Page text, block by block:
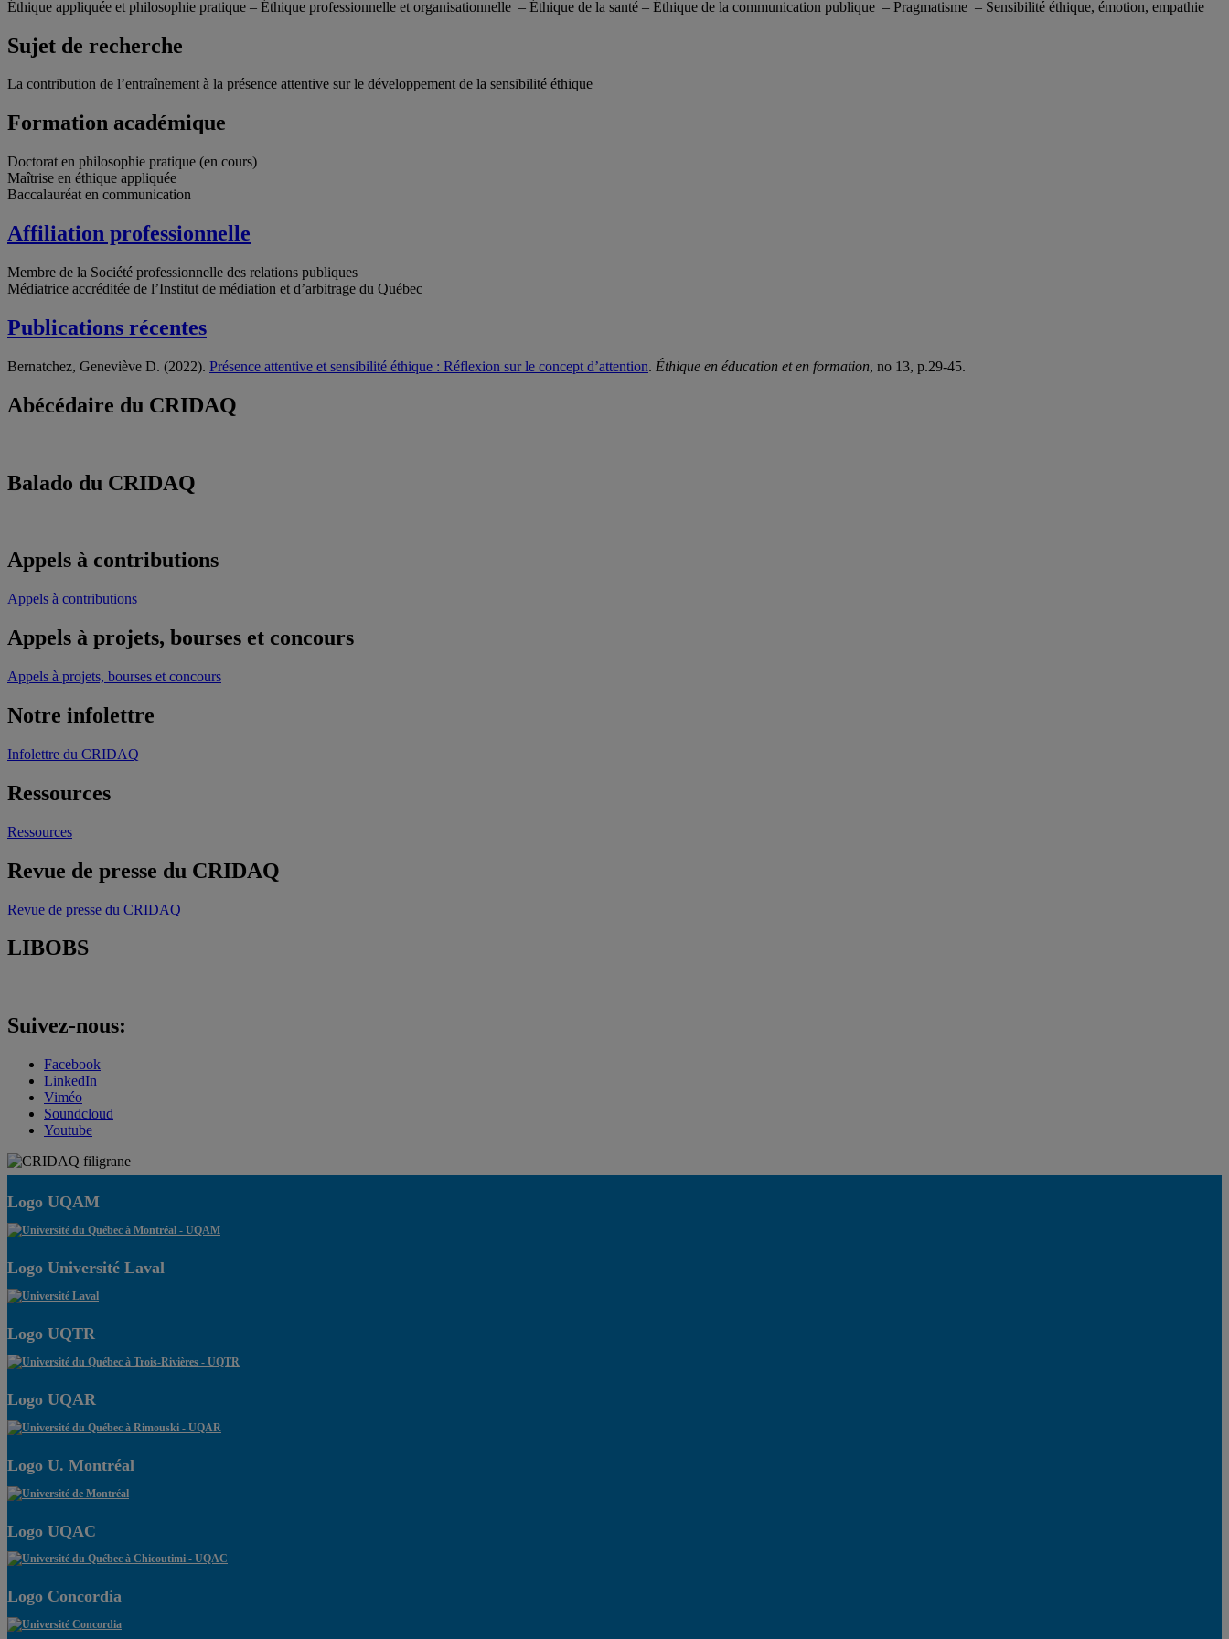
Éthique appliquée et philosophie pratique – Éthique professionnelle et organisationnelle – Éthique de la santé – Éthique de la communication publique – Pragmatisme – Sensibilité éthique, émotion, empathie
Sujet de recherche
La contribution de l’entraînement à la présence attentive sur le développement de la sensibilité éthique
Formation académique
Doctorat en philosophie pratique (en cours)
Maîtrise en éthique appliquée
Baccalauréat en communication
Affiliation professionnelle
Membre de la Société professionnelle des relations publiques
Médiatrice accréditée de l’Institut de médiation et d’arbitrage du Québec
Publications récentes
Bernatchez, Geneviève D. (2022). Présence attentive et sensibilité éthique : Réflexion sur le concept d’attention. Éthique en éducation et en formation, no 13, p.29-45.
Abécédaire du CRIDAQ
Balado du CRIDAQ
Appels à contributions
Appels à contributions
Appels à projets, bourses et concours
Appels à projets, bourses et concours
Notre infolettre
Infolettre du CRIDAQ
Ressources
Ressources
Revue de presse du CRIDAQ
Revue de presse du CRIDAQ
LIBOBS
Suivez-nous:
Facebook
LinkedIn
Viméo
Soundcloud
Youtube
Logo UQAM
Logo Université Laval
Logo UQTR
Logo UQAR
Logo U. Montréal
Logo UQAC
Logo Concordia